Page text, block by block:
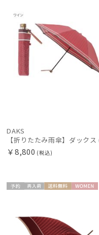
HANWAY
ハンウェイ
HELEN KAMINSKI
ヘレンカミンスキー
MAGICAL TECH
miel
mila schon
ミラ・ショーン
DAKS
￥8,800 (税込)